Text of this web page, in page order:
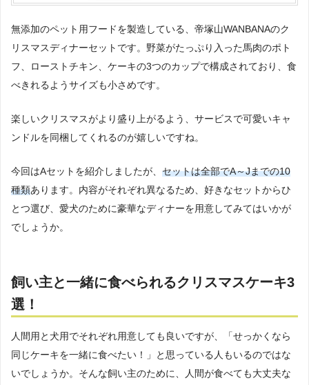
無添加のペット用フードを製造している、帝塚山WANBANAのク
リスマスディナーセットです。野菜がたっぷり入った馬肉のポト
フ、ローストチキン、ケーキの3つのカップで構成されており、食
べきれるようサイズも小さめです。
楽しいクリスマスがより盛り上がるよう、サービスで可愛いキャ
ンドルを同梱してくれるのが嬉しいですね。
今回はAセットを紹介しましたが、 セットは全部でA～Jまでの10
種類あります。内容がそれぞれ異なるため、好きなセットからひ
とつ選び、愛犬のために豪華なディナーを用意してみてはいかが
でしょうか。
飼い主と一緒に食べられるクリスマスケーキ3
選！
人間用と犬用でそれぞれ用意しても良いですが、「せっかくなら
同じケーキを一緒に食べたい！」と思っている人もいるのではな
いでしょうか。そんな飼い主のために、人間が食べても大丈夫な